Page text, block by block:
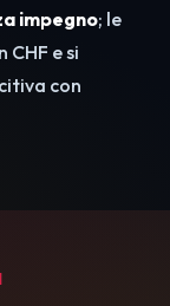
impegno; le
e si
con